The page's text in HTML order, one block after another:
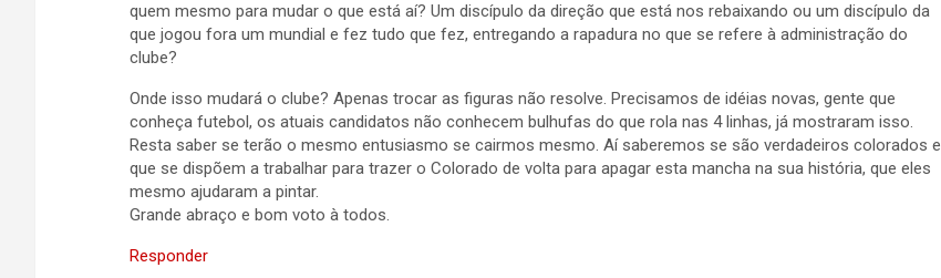
quem mesmo para mudar o que está aí? Um discípulo da direção que está nos rebaixando ou um discípulo da
que jogou fora um mundial e fez tudo que fez, entregando a rapadura no que se refere à administração do
clube?
Onde isso mudará o clube? Apenas trocar as figuras não resolve. Precisamos de idéias novas, gente que
conheça futebol, os atuais candidatos não conhecem bulhufas do que rola nas 4 linhas, já mostraram isso.
Resta saber se terão o mesmo entusiasmo se cairmos mesmo. Aí saberemos se são verdadeiros colorados e
que se dispõem a trabalhar para trazer o Colorado de volta para apagar esta mancha na sua história, que eles
mesmo ajudaram a pintar.
Grande abraço e bom voto à todos.
Responder